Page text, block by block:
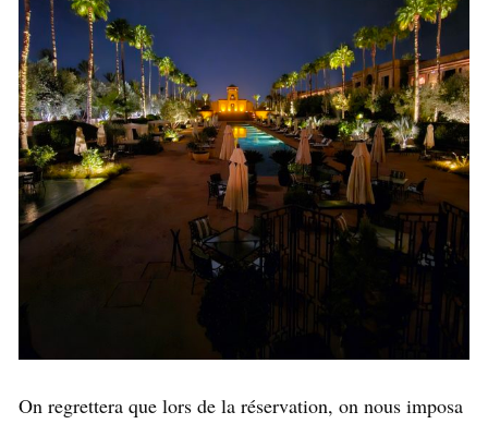
On regrettera que lors de la réservation, on nous imposa